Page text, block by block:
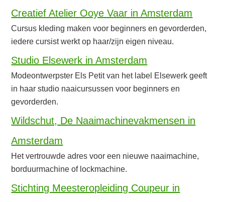
Creatief Atelier Ooye Vaar in Amsterdam
Cursus kleding maken voor beginners en gevorderden,
iedere cursist werkt op haar/zijn eigen niveau.
Studio Elsewerk in Amsterdam
Modeontwerpster Els Petit van het label Elsewerk geeft
in haar studio naaicursussen voor beginners en
gevorderden.
Wildschut, De Naaimachinevakmensen in
Amsterdam
Het vertrouwde adres voor een nieuwe naaimachine,
borduurmachine of lockmachine.
Stichting Meesteropleiding Coupeur in